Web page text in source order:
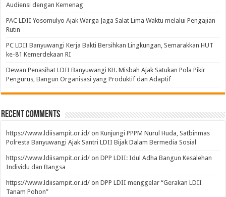
Audiensi dengan Kemenag
PAC LDII Yosomulyo Ajak Warga Jaga Salat Lima Waktu melalui Pengajian
Rutin
PC LDII Banyuwangi Kerja Bakti Bersihkan Lingkungan, Semarakkan HUT
ke-81 Kemerdekaan RI
Dewan Penasihat LDII Banyuwangi KH. Misbah Ajak Satukan Pola Pikir
Pengurus, Bangun Organisasi yang Produktif dan Adaptif
Recent Comments
https://www.ldiisampit.or.id/ onKunjungi PPPM Nurul Huda, Satbinmas
Polresta Banyuwangi Ajak Santri LDII Bijak Dalam Bermedia Sosial
https://www.ldiisampit.or.id/ onDPP LDII: Idul Adha Bangun Kesalehan
Individu dan Bangsa
https://www.ldiisampit.or.id/ onDPP LDII menggelar “Gerakan LDII
Tanam Pohon”